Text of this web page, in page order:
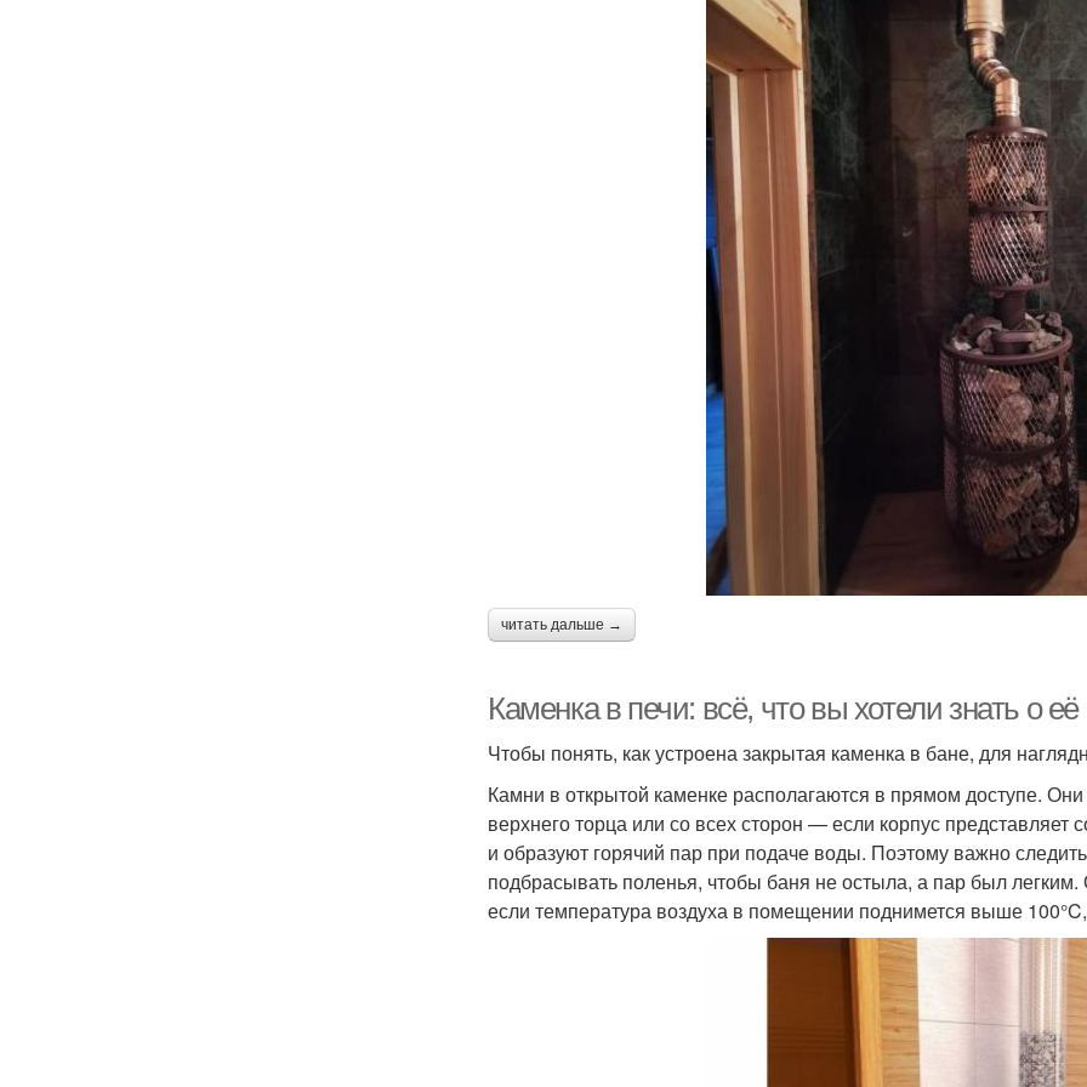
читать дальше →
Каменка в печи: всё, что вы хотели знать о
Чтобы понять, как устроена закрытая каменка в бане, для
Камни в открытой каменке располагаются в прямом доступе.
верхнего торца или со всех сторон — если корпус представляет
и образуют горячий пар при подаче воды. Поэтому важно
подбрасывать поленья, чтобы баня не остыла, а пар был
если температура воздуха в помещении поднимется выше